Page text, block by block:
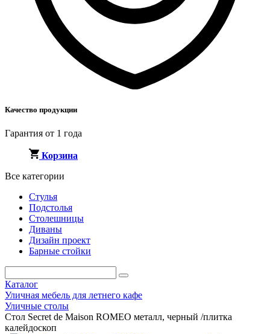
Качество продукции
Гарантия от 1 года
Корзина
Все категории
Стулья
Подстолья
Столешницы
Диваны
Дизайн проект
Барные стойки
Каталог
Уличная мебель для летнего кафе
Уличные столы
Стол Secret de Maison ROMEO металл, черный /плитка
калейдоскоп